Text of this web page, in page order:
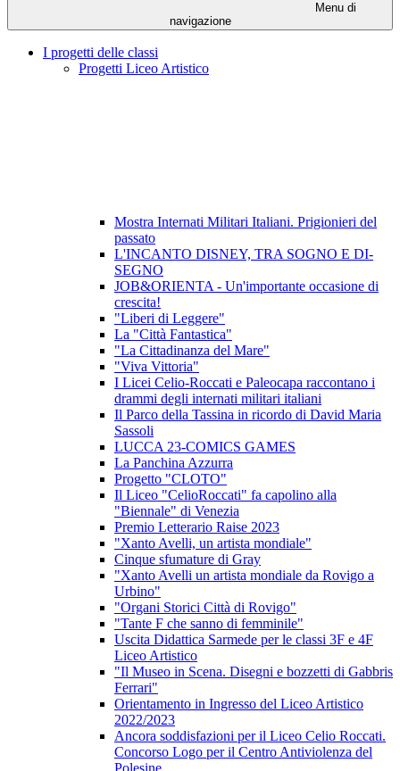
Menu di
navigazione
I progetti delle classi
Progetti Liceo Artistico
Mostra Internati Militari Italiani. Prigionieri del
passato
L'INCANTO DISNEY, TRA SOGNO E DI-
SEGNO
JOB&ORIENTA - Un'importante occasione di
crescita!
"Liberi di Leggere"
La "Città Fantastica"
"La Cittadinanza del Mare"
"Viva Vittoria"
I Licei Celio-Roccati e Paleocapa raccontano i
drammi degli internati militari italiani
Il Parco della Tassina in ricordo di David Maria
Sassoli
LUCCA 23-COMICS GAMES
La Panchina Azzurra
Progetto "CLOTO"
Il Liceo "CelioRoccati" fa capolino alla
"Biennale" di Venezia
Premio Letterario Raise 2023
"Xanto Avelli, un artista mondiale"
Cinque sfumature di Gray
"Xanto Avelli un artista mondiale da Rovigo a
Urbino"
"Organi Storici Città di Rovigo"
"Tante F che sanno di femminile"
Uscita Didattica Sarmede per le classi 3F e 4F
Liceo Artistico
"Il Museo in Scena. Disegni e bozzetti di Gabbris
Ferrari"
Orientamento in Ingresso del Liceo Artistico
2022/2023
Ancora soddisfazioni per il Liceo Celio Roccati.
Concorso Logo per il Centro Antiviolenza del